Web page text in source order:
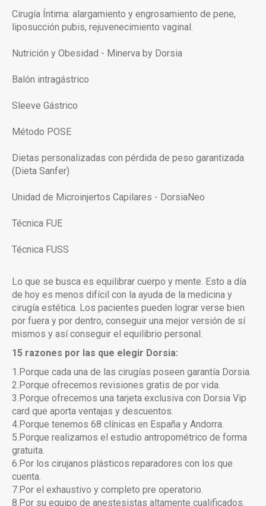
Cirugía Íntima: alargamiento y engrosamiento de pene,
liposucción pubis, rejuvenecimiento vaginal.
Nutrición y Obesidad - Minerva by Dorsia
Balón intragástrico
Sleeve Gástrico
Método POSE
Dietas personalizadas con pérdida de peso garantizada
(Dieta Sanfer)
Unidad de Microinjertos Capilares - DorsiaNeo
Técnica FUE
Técnica FUSS
Lo que se busca es equilibrar cuerpo y mente. Esto a día
de hoy es menos difícil con la ayuda de la medicina y
cirugía estética. Los pacientes pueden lograr verse bien
por fuera y por dentro, conseguir una mejor versión de sí
mismos y así conseguir el equilibrio personal.
15 razones por las que elegir Dorsia:
1.Porque cada una de las cirugías poseen garantía Dorsia.
2.Porque ofrecemos revisiones gratis de por vida.
3.Porque ofrecemos una tarjeta exclusiva con Dorsia Vip
card que aporta ventajas y descuentos.
4.Porque tenemos 68 clínicas en España y Andorra.
5.Porque realizamos el estudio antropométrico de forma
gratuita.
6.Por los cirujanos plásticos reparadores con los que
cuenta.
7.Por el exhaustivo y completo pre operatorio.
8.Por su equipo de anestesistas altamente cualificados.